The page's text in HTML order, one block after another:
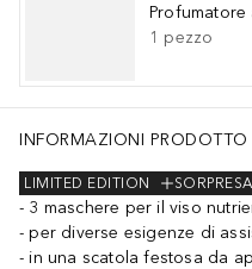
Profumatore
1 pezzo
INFORMAZIONI PRODOTTO
SORPRESA
LIMITED EDITION
3 maschere per il viso
per diverse esigenze di
in una scatola festosa da